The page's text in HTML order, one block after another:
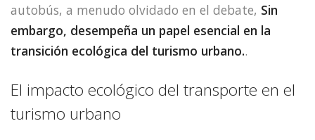
autobús, a menudo olvidado en el debate, Sin
embargo, desempeña un papel esencial en la
transición ecológica del turismo urbano..
El impacto ecológico del transporte en el
turismo urbano